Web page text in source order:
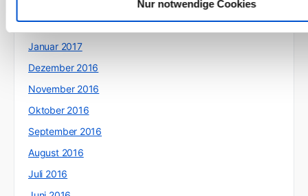
Nur notwendige Cookies
Februar 2017
Januar 2017
Dezember 2016
November 2016
Oktober 2016
September 2016
August 2016
Juli 2016